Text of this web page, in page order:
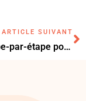
ARTICLE SUIVANT
Guide étape-par-étape pour lisser un joint en silicone dans votre maison